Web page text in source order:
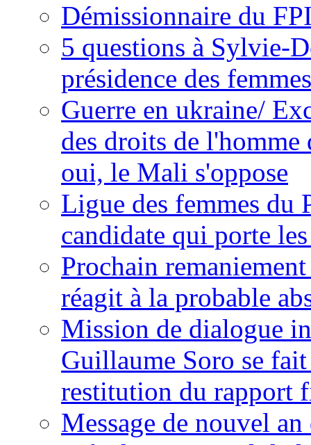
Démissionnaire du
5 questions à Sylvie-
présidence des
Guerre en ukraine/
des droits de
oui, le Mali s'oppose
Ligue des femmes du
candidate qui porte
Prochain
réagit à la probable
Mission de dialogue
Guillaume Soro se
restitution du rapport
Message de nouvel